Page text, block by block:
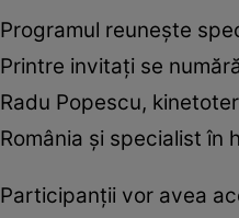
Programul reunește
Printre invitați se
Radu Popescu,
România și specialist în
Participanții vor avea